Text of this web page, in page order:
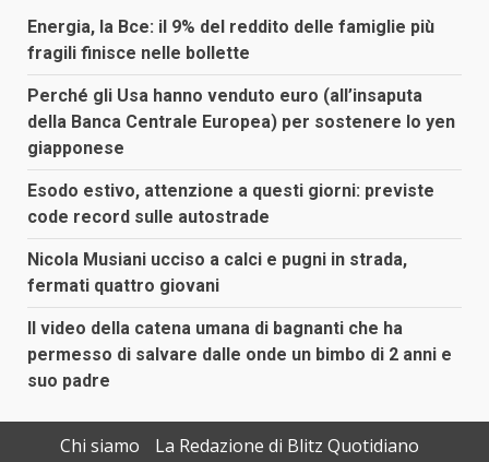
Energia, la Bce: il 9% del reddito delle famiglie più
fragili finisce nelle bollette
Perché gli Usa hanno venduto euro (all’insaputa
della Banca Centrale Europea) per sostenere lo yen
giapponese
Esodo estivo, attenzione a questi giorni: previste
code record sulle autostrade
Nicola Musiani ucciso a calci e pugni in strada,
fermati quattro giovani
Il video della catena umana di bagnanti che ha
permesso di salvare dalle onde un bimbo di 2 anni e
suo padre
Chi siamo
La Redazione di Blitz Quotidiano